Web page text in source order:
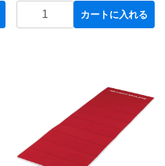
カートに入れる